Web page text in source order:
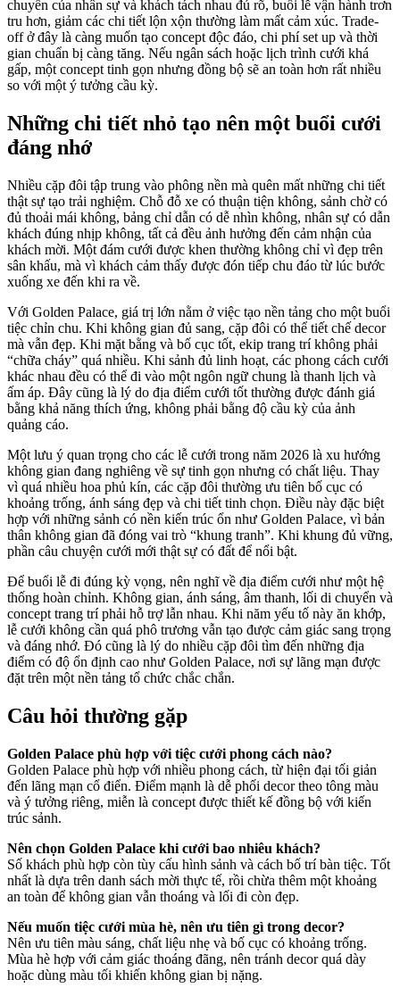
chuyển của nhân sự và khách tách nhau đủ rõ, buổi lễ vận hành trơn
tru hơn, giảm các chi tiết lộn xộn thường làm mất cảm xúc. Trade-
off ở đây là càng muốn tạo concept độc đáo, chi phí set up và thời
gian chuẩn bị càng tăng. Nếu ngân sách hoặc lịch trình cưới khá
gấp, một concept tinh gọn nhưng đồng bộ sẽ an toàn hơn rất nhiều
so với một ý tưởng cầu kỳ.
Những chi tiết nhỏ tạo nên một buổi cưới
đáng nhớ
Nhiều cặp đôi tập trung vào phông nền mà quên mất những chi tiết
thật sự tạo trải nghiệm. Chỗ đỗ xe có thuận tiện không, sảnh chờ có
đủ thoải mái không, bảng chỉ dẫn có dễ nhìn không, nhân sự có dẫn
khách đúng nhịp không, tất cả đều ảnh hưởng đến cảm nhận của
khách mời. Một đám cưới được khen thường không chỉ vì đẹp trên
sân khấu, mà vì khách cảm thấy được đón tiếp chu đáo từ lúc bước
xuống xe đến khi ra về.
Với Golden Palace, giá trị lớn nằm ở việc tạo nền tảng cho một buổi
tiệc chỉn chu. Khi không gian đủ sang, cặp đôi có thể tiết chế decor
mà vẫn đẹp. Khi mặt bằng và bố cục tốt, ekip trang trí không phải
“chữa cháy” quá nhiều. Khi sảnh đủ linh hoạt, các phong cách cưới
khác nhau đều có thể đi vào một ngôn ngữ chung là thanh lịch và
ấm áp. Đây cũng là lý do địa điểm cưới tốt thường được đánh giá
bằng khả năng thích ứng, không phải bằng độ cầu kỳ của ảnh
quảng cáo.
Một lưu ý quan trọng cho các lễ cưới trong năm 2026 là xu hướng
không gian đang nghiêng về sự tinh gọn nhưng có chất liệu. Thay
vì quá nhiều hoa phủ kín, các cặp đôi thường ưu tiên bố cục có
khoảng trống, ánh sáng đẹp và chi tiết tinh chọn. Điều này đặc biệt
hợp với những sảnh có nền kiến trúc ổn như Golden Palace, vì bản
thân không gian đã đóng vai trò “khung tranh”. Khi khung đủ vững,
phần câu chuyện cưới mới thật sự có đất để nổi bật.
Để buổi lễ đi đúng kỳ vọng, nên nghĩ về địa điểm cưới như một hệ
thống hoàn chỉnh. Không gian, ánh sáng, âm thanh, lối di chuyển và
concept trang trí phải hỗ trợ lẫn nhau. Khi năm yếu tố này ăn khớp,
lễ cưới không cần quá phô trương vẫn tạo được cảm giác sang trọng
và đáng nhớ. Đó cũng là lý do nhiều cặp đôi tìm đến những địa
điểm có độ ổn định cao như Golden Palace, nơi sự lãng mạn được
đặt trên một nền tảng tổ chức chắc chắn.
Câu hỏi thường gặp
Golden Palace phù hợp với tiệc cưới phong cách nào?
Golden Palace phù hợp với nhiều phong cách, từ hiện đại tối giản
đến lãng mạn cổ điển. Điểm mạnh là dễ phối decor theo tông màu
và ý tưởng riêng, miễn là concept được thiết kế đồng bộ với kiến
trúc sảnh.
Nên chọn Golden Palace khi cưới bao nhiêu khách?
Số khách phù hợp còn tùy cấu hình sảnh và cách bố trí bàn tiệc. Tốt
nhất là dựa trên danh sách mời thực tế, rồi chừa thêm một khoảng
an toàn để không gian vẫn thoáng và lối đi còn đẹp.
Nếu muốn tiệc cưới mùa hè, nên ưu tiên gì trong decor?
Nên ưu tiên màu sáng, chất liệu nhẹ và bố cục có khoảng trống.
Mùa hè hợp với cảm giác thoáng đãng, nên tránh decor quá dày
hoặc dùng màu tối khiến không gian bị nặng.